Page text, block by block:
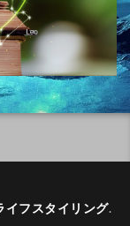
イフスタイリング.